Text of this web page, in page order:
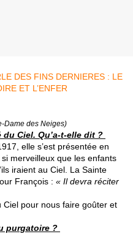
Dame des Neiges)
du Ciel. Qu’a-t-elle dit ?
elle s’est présentée en
si merveilleux que les enfants
iraient au Ciel. La Sainte
François : « Il devra réciter
Ciel pour nous faire goûter et
purgatoire ?